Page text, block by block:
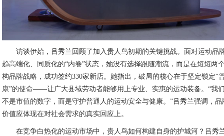
访谈伊始，吕秀兰回顾了加入贵人鸟初期的关键挑战。面对运动品
趋高端化、同质化的“内卷”状态，她没有选择跟随潮流，而是在短短两
构品牌战略，成功签约330家新店。她指出，破局的核心在于坚定锁定“
康”的使命——让广大县域劳动者能够用上专业、实惠的运动装备。“我
不是市值的数字，而是守护普通人的运动安全与健康。”吕秀兰强调，
价值应体现在对社会需求的真实回应上。
在竞争白热化的运动市场中，贵人鸟如何构建自身的护城河？吕秀